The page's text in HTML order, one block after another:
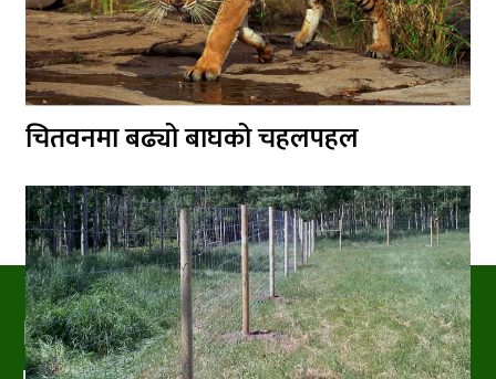
चितवनमा बढ्यो बाघको चहलपहल
PRAKRITIPRESS